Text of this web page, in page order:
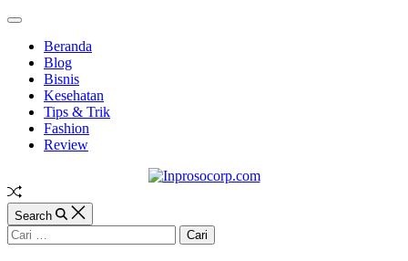
Skip
content
Off
CanvasBeranda
Blog
Bisnis
Kesehatan
Tips & Trik
Fashion
Review
Inprosocorp.com
Random
Article
Search
Cari
untuk: